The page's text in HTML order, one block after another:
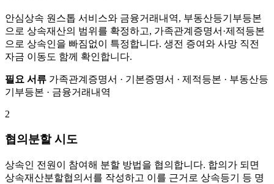
안심상속 원스톱 서비스와 금융거래내역, 부동산등기부등본
으로 상속재산의 범위를 확정하고, 가족관계증명서·제적등본
으로 상속인을 빠짐없이 특정합니다. 생전 증여와 사망 직전
자금 이동도 함께 확인합니다.
필요 서류 가족관계증명서 · 기본증명서 · 제적등본 · 부동산등
기부등본 · 금융거래내역
2
협의분할 시도
상속인 전원이 참여해 분할 방법을 협의합니다. 합의가 되면
상속재산분할협의서를 작성하고 이를 근거로 상속등기 등 명